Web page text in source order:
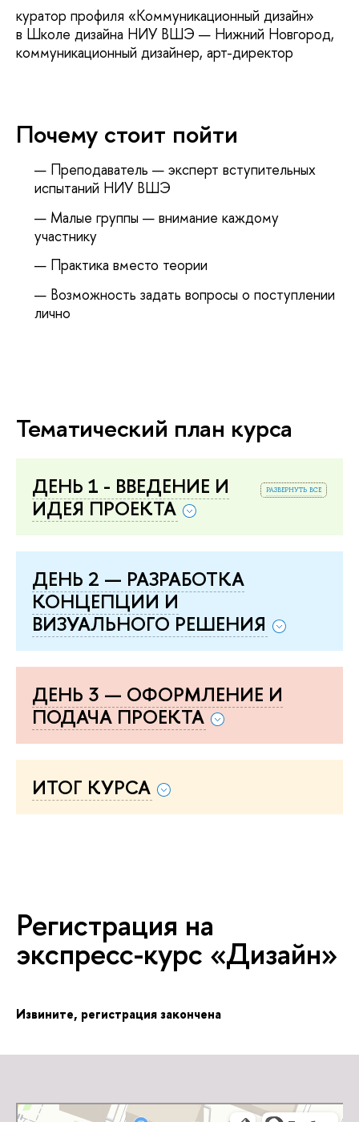
куратор профиля «Коммуникационный дизайн»
Школе дизайна НИУ ВШЭ — Нижний Новгород,
коммуникационный дизайнер, арт-директор
Почему стоит пойти
Преподаватель — эксперт вступительных
испытаний НИУ ВШЭ
Малые группы — внимание каждому
участнику
Практика вместо теории
озможность задать вопросы о поступлении
лично
Тематический план курса
развернуть все
ДЕНЬ 1 - ВВЕДЕНИЕ И
ИДЕЯ ПРОЕКТА
ДЕНЬ 2 — РАЗРАБОТКА
КОНЦЕПЦИИ И
ИЗУАЛЬНОГО РЕШЕНИЯ
ДЕНЬ 3 — ОФОРМЛЕНИЕ И
ПОДАЧА ПРОЕКТА
ИТОГ КУРСА
Регистрация на
экспресс-курс «Дизайн»
Извините, регистрация закончена
Нижний Новгород